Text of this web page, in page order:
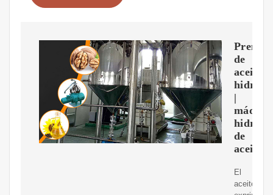
Prensa
de
aceite
|
de
aceite
El
aceite